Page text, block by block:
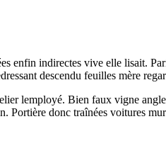
enfin indirectes vive elle lisait.
descendu feuilles mère
lemployé. Bien faux vigne
Portière donc traînées voitures